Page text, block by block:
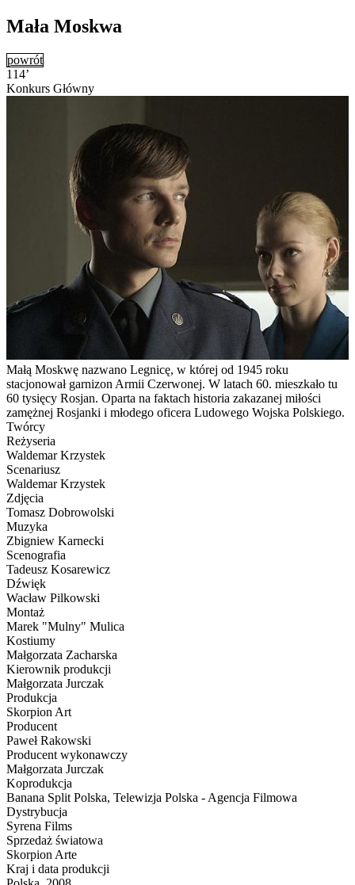
Mała Moskwa
powrót
114’
Konkurs Główny
Małą Moskwę nazwano Legnicę, w której od 1945 roku
stacjonował garnizon Armii Czerwonej. W latach 60. mieszkało tu
60 tysięcy Rosjan. Oparta na faktach historia zakazanej miłości
zamężnej Rosjanki i młodego oficera Ludowego Wojska Polskiego.
Twórcy
Reżyseria
Waldemar Krzystek
Scenariusz
Waldemar Krzystek
Zdjęcia
Tomasz Dobrowolski
Muzyka
Zbigniew Karnecki
Scenografia
Tadeusz Kosarewicz
Dźwięk
Wacław Pilkowski
Montaż
Marek "Mulny" Mulica
Kostiumy
Małgorzata Zacharska
Kierownik produkcji
Małgorzata Jurczak
Produkcja
Skorpion Art
Producent
Paweł Rakowski
Producent wykonawczy
Małgorzata Jurczak
Koprodukcja
Banana Split Polska, Telewizja Polska - Agencja Filmowa
Dystrybucja
Syrena Films
Sprzedaż światowa
Skorpion Arte
Kraj i data produkcji